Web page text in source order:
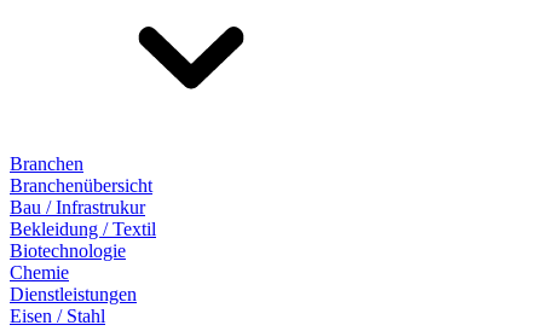
Branchen
Branchenübersicht
Bau / Infrastrukur
Bekleidung / Textil
Biotechnologie
Chemie
Dienstleistungen
Eisen / Stahl